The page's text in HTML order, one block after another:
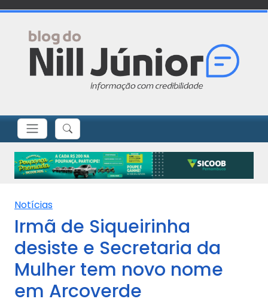
Notícias
Irmã de Siqueirinha
desiste e Secretaria da
Mulher tem novo nome
em Arcoverde